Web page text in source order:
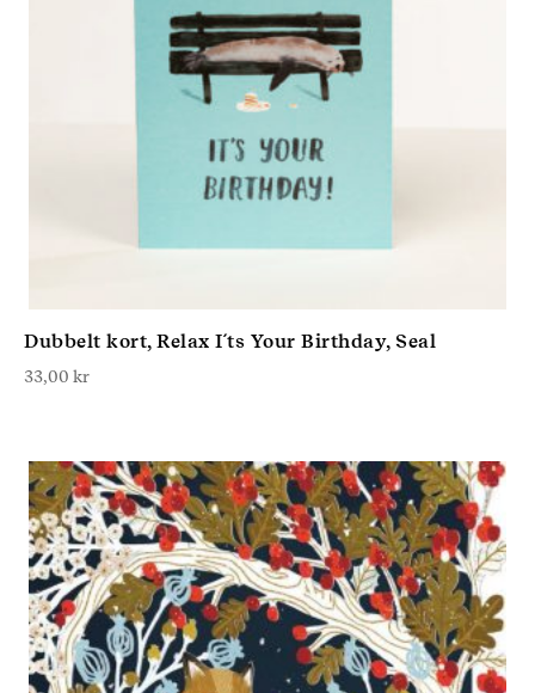
Dubbelt kort, Relax I´ts Your Birthday, Seal
33,00 kr